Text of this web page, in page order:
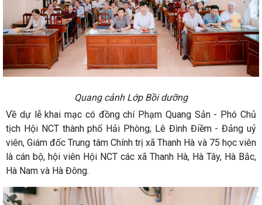
Quang cảnh Lớp Bồi dưỡng
Về dự lễ khai mạc có đồng chí Phạm Quang Sản - Phó Chủ
tịch Hội NCT thành phố Hải Phòng; Lê Đình Điềm - Đảng uỷ
viên, Giám đốc Trung tâm Chính trị xã Thanh Hà và 75 học viên
là cán bộ, hội viên Hội NCT các xã Thanh Hà, Hà Tây, Hà Bắc,
Hà Nam và Hà Đông.